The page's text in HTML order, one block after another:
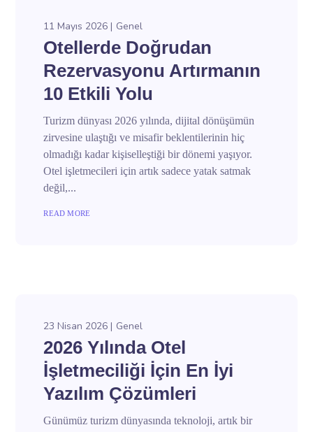
11 Mayıs 2026 Genel
Otellerde Doğrudan
Rezervasyonu Artırmanın
10 Etkili Yolu
Turizm dünyası 2026 yılında, dijital dönüşümün
zirvesine ulaştığı ve misafir beklentilerinin hiç
olmadığı kadar kişiselleştiği bir dönemi yaşıyor.
Otel işletmecileri için artık sadece yatak satmak
değil,...
READ MORE
23 Nisan 2026 Genel
2026 Yılında Otel
İşletmeciliği İçin En İyi
Yazılım Çözümleri
Günümüz turizm dünyasında teknoloji, artık bir